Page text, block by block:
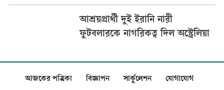
আশ্রয়প্রার্থী দুই ইরানি নারী
ফুটবলারকে নাগরিকত্ব দিল অস্ট্রেলিয়া
আজকের পত্রিকা বিজ্ঞাপন সার্কুলেশন যোগাযোগ